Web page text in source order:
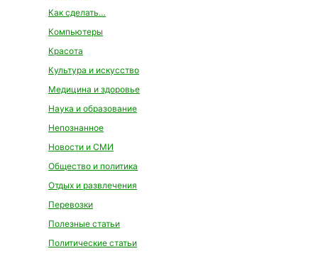
Как сделать…
Компьютеры
Красота
Культура и искусство
Медицина и здоровье
Наука и образование
Непознанное
Новости и СМИ
Общество и политика
Отдых и развлечения
Перевозки
Полезные статьи
Политические статьи